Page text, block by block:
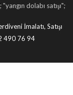
dolabı satışı"; "yangın
İmalatı, Satışı
490 76 94